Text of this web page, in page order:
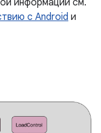
информации см.
с Android и